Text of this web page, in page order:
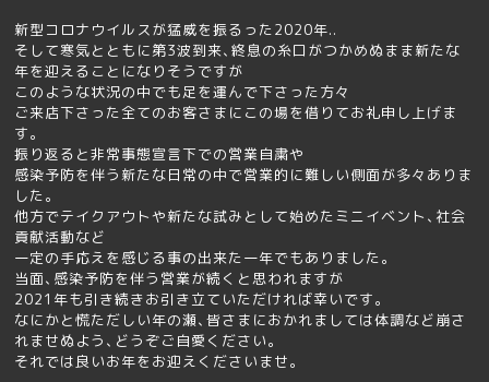
新型コロナウイルスが猛威を振るった2020年..
そして寒気とともに第3波到来､終息の糸口がつかめぬまま新たな
年を迎えることになりそうですが
このような状況の中でも足を運んで下さった方々
ご来店下さった全てのお客さまにこの場を借りてお礼申し上げま
す｡
振り返ると非常事態宣言下での営業自粛や
感染予防を伴う新たな日常の中で営業的に難しい側面が多々ありま
した｡
他方でテイクアウトや新たな試みとして始めたミニイベント､社会
貢献活動など
一定の手応えを感じる事の出来た一年でもありました｡
当面､感染予防を伴う営業が続くと思われますが
2021年も引き続きお引き立ていただければ幸いです｡
なにかと慌ただしい年の瀬､皆さまにおかれましては体調など崩さ
れませぬよう､どうぞご自愛ください。
それでは良いお年をお迎えくださいませ｡